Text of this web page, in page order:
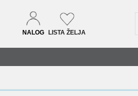
NALOG LISTA ŽELJA